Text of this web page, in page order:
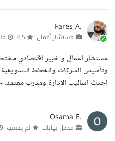
Fares A.
مستشار أعمال منذ
مستشار اعمال و خبير اقتصادي
وتأسيس الشركات والخطط
احدث اساليب الادارة ومدرب
Osama E.
مدخل بيانات لم يحسب